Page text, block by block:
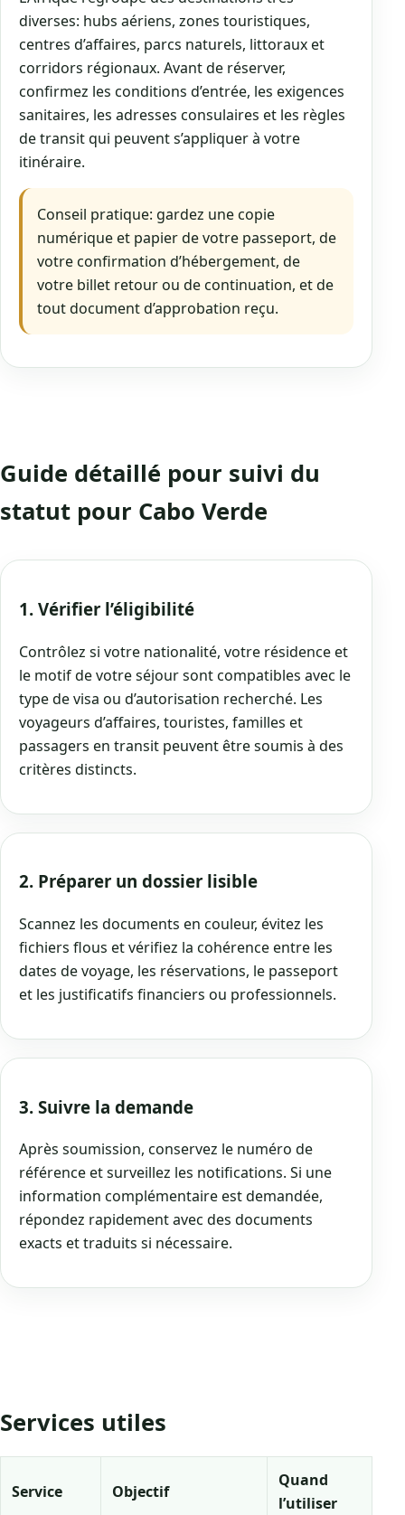
diverses: hubs aériens, zones touristiques,
centres d’affaires, parcs naturels, littoraux et
corridors régionaux. Avant de réserver,
confirmez les conditions d’entrée, les exigences
sanitaires, les adresses consulaires et les règles
de transit qui peuvent s’appliquer à votre
itinéraire.
Conseil pratique: gardez une copie
numérique et papier de votre passeport, de
votre confirmation d’hébergement, de
votre billet retour ou de continuation, et de
tout document d’approbation reçu.
Guide détaillé pour suivi du
statut pour Cabo Verde
1. Vérifier l’éligibilité
Contrôlez si votre nationalité, votre résidence et
le motif de votre séjour sont compatibles avec le
type de visa ou d’autorisation recherché. Les
voyageurs d’affaires, touristes, familles et
passagers en transit peuvent être soumis à des
critères distincts.
2. Préparer un dossier lisible
Scannez les documents en couleur, évitez les
fichiers flous et vérifiez la cohérence entre les
dates de voyage, les réservations, le passeport
et les justificatifs financiers ou professionnels.
3. Suivre la demande
Après soumission, conservez le numéro de
référence et surveillez les notifications. Si une
information complémentaire est demandée,
répondez rapidement avec des documents
exacts et traduits si nécessaire.
Services utiles
Service Objectif
Quand
l’utiliser